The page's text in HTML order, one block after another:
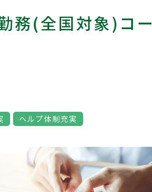
務(全国対象)コー
ヘルプ体制充実